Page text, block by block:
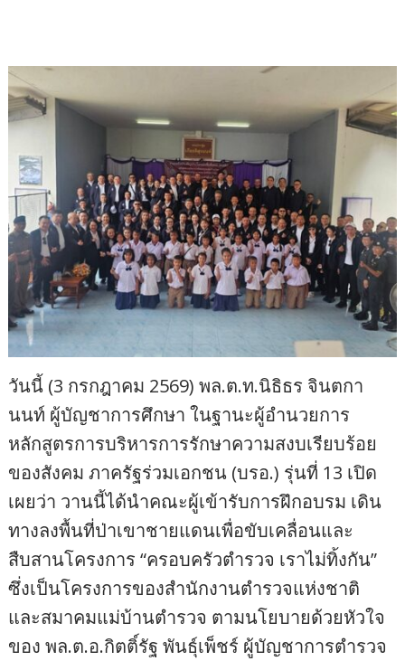
วันนี้ (3 กรกฎาคม 2569) พล.ต.ท.นิธิธร จินตกา
นนท์ ผู้บัญชาการศึกษา ในฐานะผู้อำนวยการ
หลักสูตรการบริหารการรักษาความสงบเรียบร้อย
ของสังคม ภาครัฐร่วมเอกชน (บรอ.) รุ่นที่ 13 เปิด
เผยว่า วานนี้ได้นำคณะผู้เข้ารับการฝึกอบรม เดิน
ทางลงพื้นที่ป่าเขาชายแดนเพื่อขับเคลื่อนและ
สืบสานโครงการ “ครอบครัวตำรวจ เราไม่ทิ้งกัน”
ซึ่งเป็นโครงการของสำนักงานตำรวจแห่งชาติ
และสมาคมแม่บ้านตำรวจ ตามนโยบายด้วยหัวใจ
ของ พล.ต.อ.กิตติ์รัฐ พันธุ์เพ็ชร์ ผู้บัญชาการตำรวจ